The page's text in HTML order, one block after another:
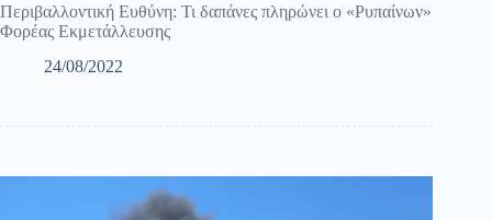
Περιβαλλοντική Ευθύνη: Τι δαπάνες πληρώνει ο «Ρυπαίνων»
Φορέας Εκμετάλλευσης
24/08/2022